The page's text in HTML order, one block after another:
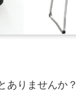
ありませんか？